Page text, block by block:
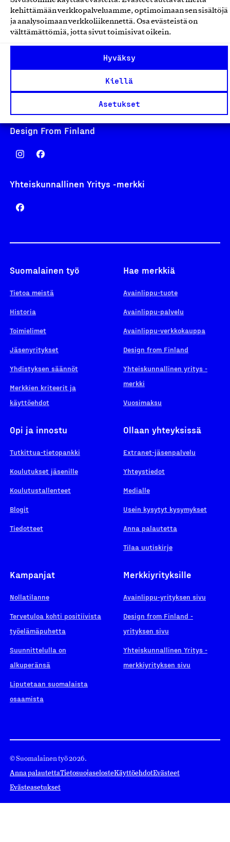
kehittämään verkkopalveluamme, optimoimaan sen sisältöjä
ja analysoimaan verkkoliikennettä. Osa evästeistä on
välttämättömiä, jotta sivut toimisivat oikein.
Hyväksy
Kiellä
Asetukset
asiakaspalvelu@suomalainentyo.fi
laskutus@suomalainentyo.fi
Design From Finland
Yhteiskunnallinen Yritys -merkki
Suomalainen työ
Tietoa meistä
Historia
Toimielimet
Jäsenyritykset
Yhdistyksen säännöt
Merkkien kriteerit ja
käyttöehdot
Hae merkkiä
Avainlippu-tuote
Avainlippu-palvelu
Avainlippu-verkkokauppa
Design from Finland
Yhteiskunnallinen yritys -
merkki
Vuosimaksu
Opi ja innostu
Tutkittua-tietopankki
Koulutukset jäsenille
Koulutustallenteet
Blogit
Tiedotteet
Ollaan yhteyksissä
Extranet-jäsenpalvelu
Yhteystiedot
Medialle
Usein kysytyt kysymykset
Anna palautetta
Tilaa uutiskirje
Kampanjat
Nollatilanne
Tervetuloa kohti positiivista
työelämäpuhetta
Suunnittelulla on
alkuperänsä
Liputetaan suomalaista
osaamista
Merkkiyrityksille
Avainlippu-yrityksen sivu
Design from Finland -
yrityksen sivu
Yhteiskunnallinen Yritys -
merkkiyrityksen sivu
© Suomalainen työ 2026.
Anna palautettaTietosuojaselosteKäyttöehdotEvästeet
Evästeasetukset